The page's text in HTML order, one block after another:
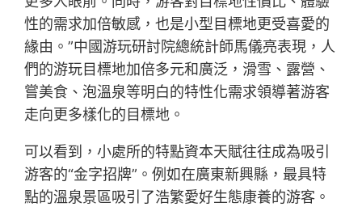
性的需求加倍敏感，也是小型目標地更受喜愛的
緣由。”中國游玩研討院總統計師馬儀亮表現，人
們的游玩目標地加倍多元和廣泛，滑雪、露營、
嘗美食、泡溫泉等明白的特性化需求領導著游客
走向更多樣化的目標地。
可以看到，小處所的特點資本天賦往往成為吸引
游客的“金字招牌”。例如在廣東新興縣，最具特
點的溫泉景區吸引了浩繁愛好生態康養的游客。